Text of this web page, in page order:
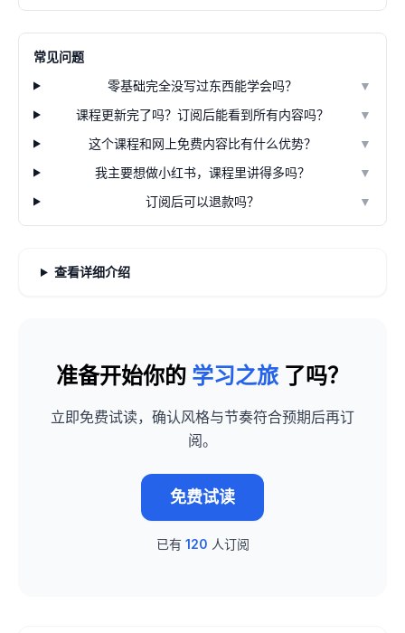
常见问题
零基础完全没写过东西能学会吗？
▼
课程更新完了吗？订阅后能看到所有内容吗？
▼
这个课程和网上免费内容比有什么优势？
▼
我主要想做小红书，课程里讲得多吗？
▼
订阅后可以退款吗？
▼
查看详细介绍
准备开始你的 学习之旅 了吗？
立即免费试读，确认风格与节奏符合预期后再订
阅。
免费试读
已有 120 人订阅